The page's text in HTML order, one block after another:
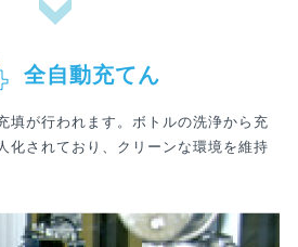
全自動充てん
填が行われます。ボトルの洗浄から充
化されており、クリーンな環境を維持